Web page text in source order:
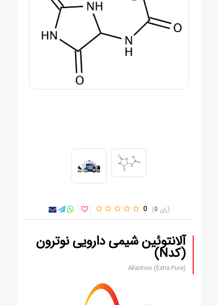
0 0
آلانتوئین شیمی دارویی نوترون
(کدN)
Allantoin (Extra Pure)